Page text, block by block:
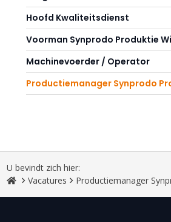
Hoofd Kwaliteitsdienst
Voorman Synprodo Produktie
Machinevoerder / Operator
Productiemanager Synprodo
U bevindt zich hier:
Vacatures
Productiemanager